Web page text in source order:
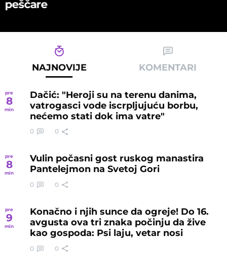
peščare
NAJNOVIJE KOMENTARI
pre
8
min
Dačić: "Heroji su na terenu danima,
vatrogasci vode iscrpljujuću borbu,
nećemo stati dok ima vatre"
0 0
pre
8
min
Vulin počasni gost ruskog manastira
Pantelejmon na Svetoj Gori
0 0
pre
9
min
Konačno i njih sunce da ogreje! Do 16.
avgusta ova tri znaka počinju da žive
kao gospoda: Psi laju, vetar nosi
0 0